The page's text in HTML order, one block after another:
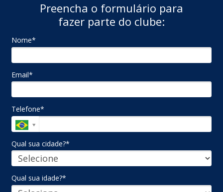
Preencha o formulário para
fazer parte do clube:
Nome*
Email*
Telefone*
Qual sua cidade?*
Qual sua idade?*